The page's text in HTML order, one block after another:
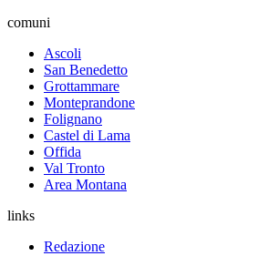
comuni
Ascoli
San Benedetto
Grottammare
Monteprandone
Folignano
Castel di Lama
Offida
Val Tronto
Area Montana
links
Redazione